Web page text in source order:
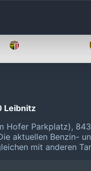
Leibnitz
Hofer Parkplatz),
aktuellen Benzin-
mit anderen